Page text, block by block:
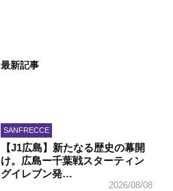
最新記事
SANFRECCE
【J1広島】新たなる歴史の幕開
け。広島ー千葉戦スターティン
グイレブン発…
2026/08/08